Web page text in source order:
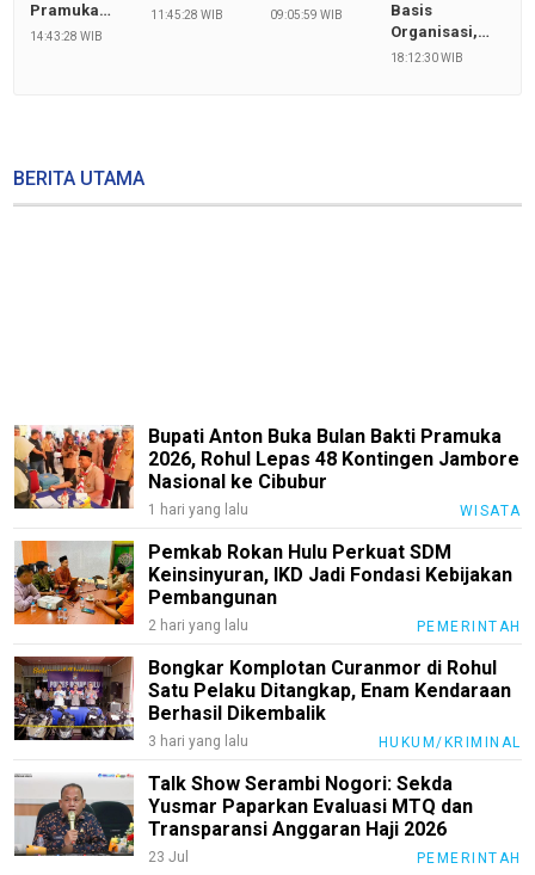
Pramuka…
14:43:28 WIB
11:45:28 WIB 09:05:59 WIB
Basis
Organisasi,…
18:12:30 WIB
BERITA UTAMA
Bupati Anton Buka Bulan Bakti Pramuka
2026, Rohul Lepas 48 Kontingen Jambore
Nasional ke Cibubur
1 hari yang lalu WISATA
Pemkab Rokan Hulu Perkuat SDM
Keinsinyuran, IKD Jadi Fondasi Kebijakan
Pembangunan
2 hari yang lalu PEMERINTAH
Bongkar Komplotan Curanmor di Rohul
Satu Pelaku Ditangkap, Enam Kendaraan
Berhasil Dikembalik
3 hari yang lalu HUKUM/KRIMINAL
Talk Show Serambi Nogori: Sekda
Yusmar Paparkan Evaluasi MTQ dan
Transparansi Anggaran Haji 2026
23 Jul PEMERINTAH